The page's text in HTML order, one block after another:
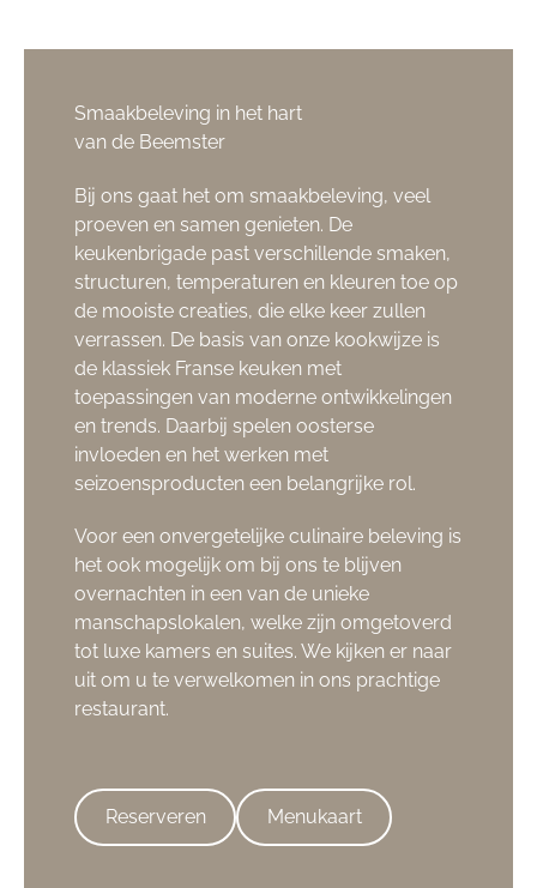
Smaakbeleving in het hart
van de Beemster
Bij ons gaat het om smaakbeleving, veel
proeven en samen genieten. De
keukenbrigade past verschillende smaken,
structuren, temperaturen en kleuren toe op
de mooiste creaties, die elke keer zullen
verrassen. De basis van onze kookwijze is
de klassiek Franse keuken met
toepassingen van moderne ontwikkelingen
en trends. Daarbij spelen oosterse
invloeden en het werken met
seizoensproducten een belangrijke rol.
Voor een onvergetelijke culinaire beleving is
het ook mogelijk om bij ons te blijven
overnachten in een van de unieke
manschapslokalen, welke zijn omgetoverd
tot luxe kamers en suites. We kijken er naar
uit om u te verwelkomen in ons prachtige
restaurant.
Reserveren Menukaart